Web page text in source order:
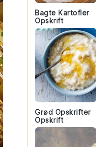
Bagte Kartofler
Opskrift
Grød Opskrifter
Opskrift